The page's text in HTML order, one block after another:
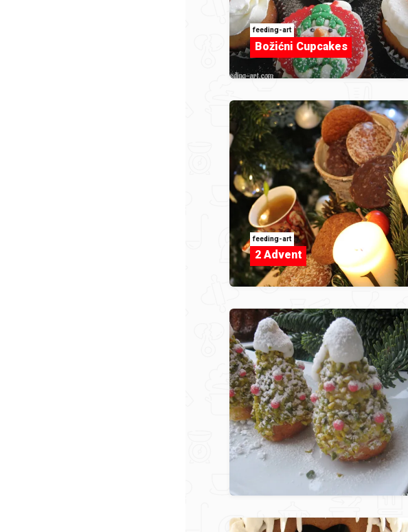
feeding-art
Božićni Cupcakes
feeding-art
2 Advent